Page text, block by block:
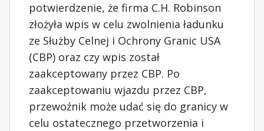
potwierdzenie, że firma C.H. Robinson
złożyła wpis w celu zwolnienia ładunku
ze Służby Celnej i Ochrony Granic USA
(CBP) oraz czy wpis został
zaakceptowany przez CBP. Po
zaakceptowaniu wjazdu przez CBP,
przewoźnik może udać się do granicy w
celu ostatecznego przetworzenia i